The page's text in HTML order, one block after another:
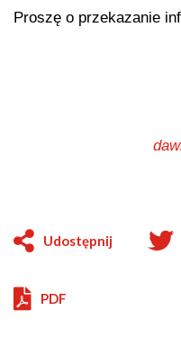
Proszę o przekazanie
Udostępnij
PDF